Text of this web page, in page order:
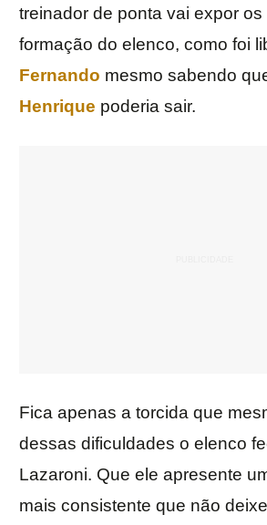
treinador de ponta vai expor os
formação do elenco, como foi
Fernando mesmo sabendo
Henrique poderia sair.
Fica apenas a torcida que
dessas dificuldades o elenco
Lazaroni. Que ele apresente
mais consistente que não